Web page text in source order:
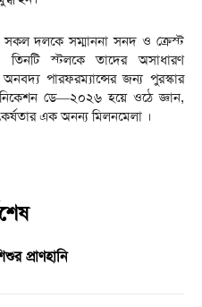
সকল দলকে সম্মাননা সনদ ও ক্রেস্ট
তিনটি স্টলকে তাদের অসাধারণ
পারফরম্যান্সের জন্য পুরস্কার
ডে—২০২৬ হয়ে ওঠে জ্ঞান,
এক অনন্য মিলনমেলা ।
প্রাণহানি